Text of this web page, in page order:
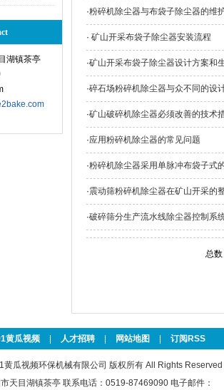
目湖镇茶亭
·粉碎机除尘器与布袋子除尘器的维
· 矿山开采布袋子除尘器安装流程
·矿山开采布袋子除尘器设计方案和
·碎石场粉碎机除尘器与众不同的设
·矿山破碎机除尘器必须改善的技术
·应用粉碎机除尘器的常见问题
·粉碎机除尘器采用单脉冲布袋子式
·震动筛粉碎机除尘器在矿山开采的
·破碎筛分生产流水线除尘器控制系
总数
黄瓜视频 人才招聘 网站地图 订阅RSS
瓜视频环保机械有限公司 版权所有 All Rights Reserved
目湖镇茶亭 联系电话：0519-87469090 电子邮件：